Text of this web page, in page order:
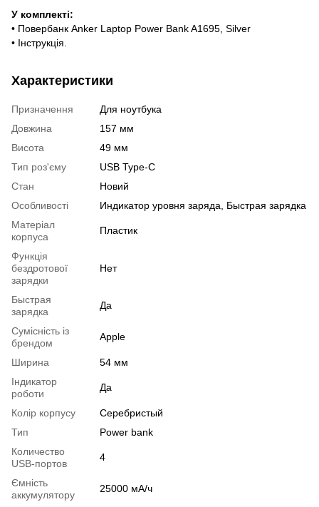
У комплекті:
• Повербанк Anker Laptop Power Bank A1695, Silver
• Інструкція.
Характеристики
Призначення
Для ноутбука
Довжина
157 мм
Висота
49 мм
Тип роз'єму
USB Type-C
Стан
Новий
Особливості
Индикатор уровня заряда, Быстрая зарядка
Матеріал
корпуса
Пластик
Функція
бездротової
зарядки
Нет
Быстрая
зарядка
Да
Сумісність із
брендом
Apple
Ширина
54 мм
Індикатор
роботи
Да
Колір корпусу
Серебристый
Тип
Power bank
Количество
USB-портов
4
Ємність
аккумулятору
25000 мА/ч